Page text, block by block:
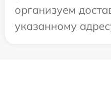
организуем
указанному